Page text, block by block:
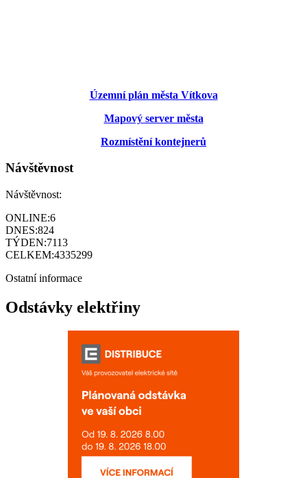
Územní plán města Vítkova
Mapový server města
Rozmístění kontejnerů
Návštěvnost
Návštěvnost:
ONLINE:6
DNES:824
TÝDEN:7113
CELKEM:4335299
Ostatní informace
Odstávky elektřiny